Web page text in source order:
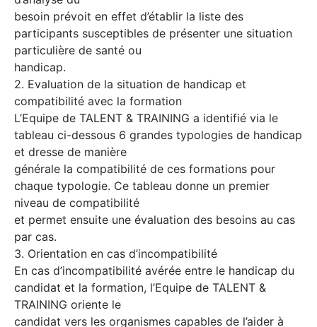
besoin prévoit en effet d’établir la liste des
participants susceptibles de présenter une situation
particulière de santé ou
handicap.
2. Evaluation de la situation de handicap et
compatibilité avec la formation
L’Equipe de TALENT & TRAINING a identifié via le
tableau ci-dessous 6 grandes typologies de handicap
et dresse de manière
générale la compatibilité de ces formations pour
chaque typologie. Ce tableau donne un premier
niveau de compatibilité
et permet ensuite une évaluation des besoins au cas
par cas.
3. Orientation en cas d’incompatibilité
En cas d’incompatibilité avérée entre le handicap du
candidat et la formation, l’Equipe de TALENT &
TRAINING oriente le
candidat vers les organismes capables de l’aider à